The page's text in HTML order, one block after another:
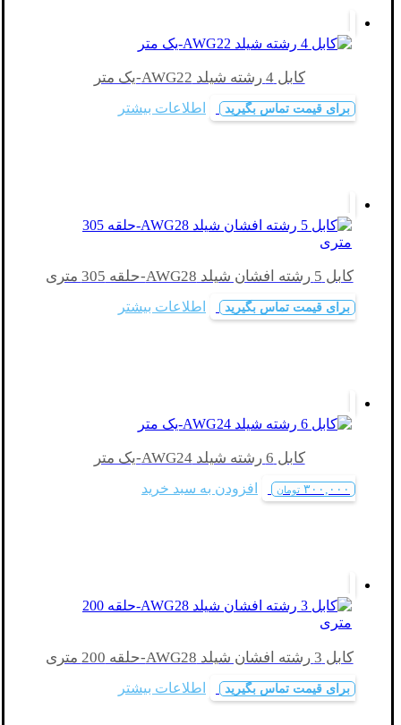
کابل 4 رشته شیلد AWG22-یک متر
برای قیمت تماس بگیرید اطلاعات بیشتر
کابل 5 رشته افشان شیلد AWG28-حلقه 305 متری
برای قیمت تماس بگیرید اطلاعات بیشتر
کابل 6 رشته شیلد AWG24-یک متر
۳۰۰,۰۰۰ تومان افزودن به سبد خرید
کابل 3 رشته افشان شیلد AWG28-حلقه 200 متری
برای قیمت تماس بگیرید اطلاعات بیشتر